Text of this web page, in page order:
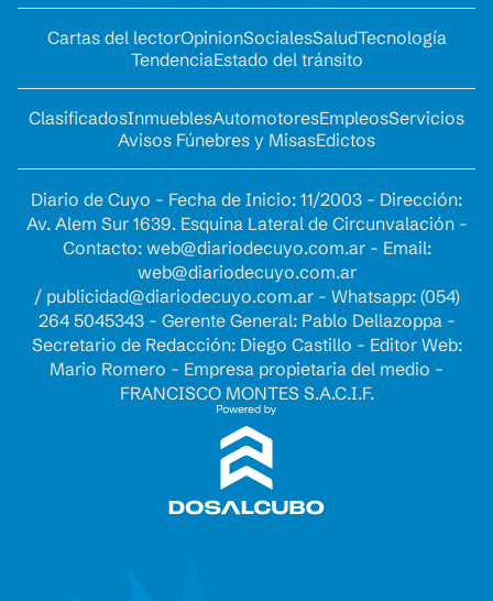
Cartas del lectorOpinionSocialesSaludTecnología
TendenciaEstado del tránsito
ClasificadosInmueblesAutomotoresEmpleosServicios
Avisos Fúnebres y MisasEdictos
Diario de Cuyo - Fecha de Inicio: 11/2003 - Dirección:
Av. Alem Sur 1639. Esquina Lateral de Circunvalación -
Contacto: web@diariodecuyo.com.ar- Email:
web@diariodecuyo.com.ar
/ publicidad@diariodecuyo.com.ar- Whatsapp: (054)
264 5045343 - Gerente General: Pablo Dellazoppa -
Secretario de Redacción: Diego Castillo - Editor Web:
Mario Romero - Empresa propietaria del medio -
FRANCISCO MONTES S.A.C.I.F.